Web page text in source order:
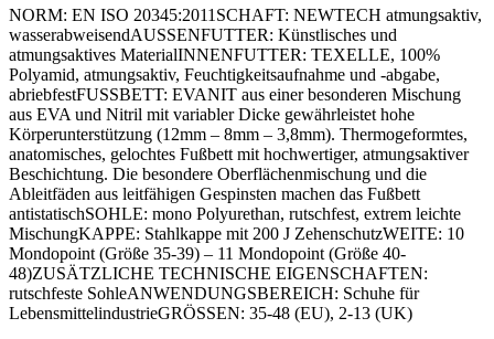
NORM: EN ISO 20345:2011SCHAFT: NEWTECH atmungsaktiv,
wasserabweisendAUSSENFUTTER: Künstlisches und
atmungsaktives MaterialINNENFUTTER: TEXELLE, 100%
Polyamid, atmungsaktiv, Feuchtigkeitsaufnahme und -abgabe,
abriebfestFUSSBETT: EVANIT aus einer besonderen Mischung
aus EVA und Nitril mit variabler Dicke gewährleistet hohe
Körperunterstützung (12mm – 8mm – 3,8mm). Thermogeformtes,
anatomisches, gelochtes Fußbett mit hochwertiger, atmungsaktiver
Beschichtung. Die besondere Oberflächenmischung und die
Ableitfäden aus leitfähigen Gespinsten machen das Fußbett
antistatischSOHLE: mono Polyurethan, rutschfest, extrem leichte
MischungKAPPE: Stahlkappe mit 200 J ZehenschutzWEITE: 10
Mondopoint (Größe 35-39) – 11 Mondopoint (Größe 40-
48)ZUSÄTZLICHE TECHNISCHE EIGENSCHAFTEN:
rutschfeste SohleANWENDUNGSBEREICH: Schuhe für
LebensmittelindustrieGRÖSSEN: 35-48 (EU), 2-13 (UK)